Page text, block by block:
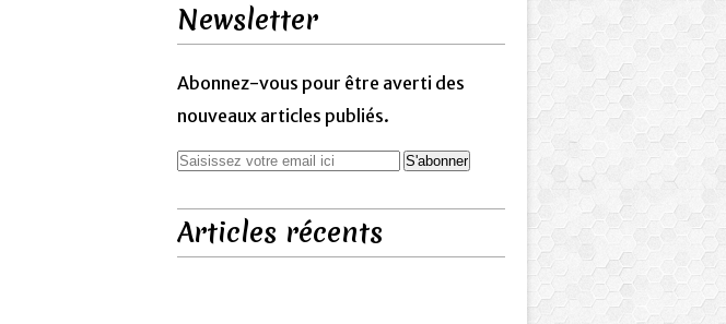
Newsletter
Abonnez-vous pour être averti des
nouveaux articles publiés.
Articles récents